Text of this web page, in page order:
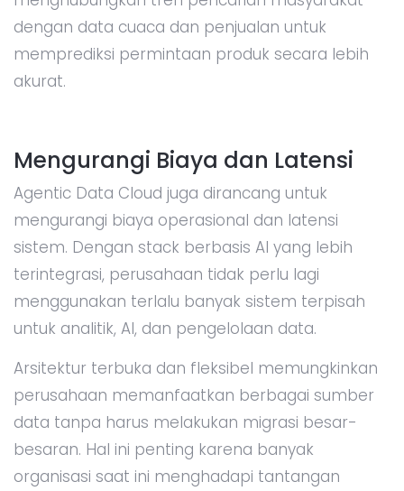
dengan data cuaca dan penjualan untuk
memprediksi permintaan produk secara lebih
akurat.
Mengurangi Biaya dan Latensi
Agentic Data Cloud juga dirancang untuk
mengurangi biaya operasional dan latensi
sistem. Dengan stack berbasis AI yang lebih
terintegrasi, perusahaan tidak perlu lagi
menggunakan terlalu banyak sistem terpisah
untuk analitik, AI, dan pengelolaan data.
Arsitektur terbuka dan fleksibel memungkinkan
perusahaan memanfaatkan berbagai sumber
data tanpa harus melakukan migrasi besar-
besaran. Hal ini penting karena banyak
organisasi saat ini menghadapi tantangan